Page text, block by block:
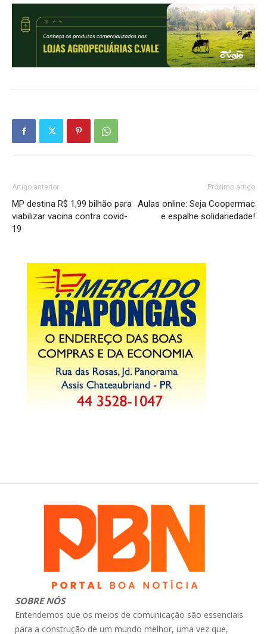
Artigo anterior
MP destina R$ 1,99 bilhão para
viabilizar vacina contra covid-
19
Próximo artigo
Aulas online: Seja Coopermac
e espalhe solidariedade!
SOBRE NÓS
Entendemos que os meios de comunicação são essenciais
para a construção de um mundo melhor, uma vez que,